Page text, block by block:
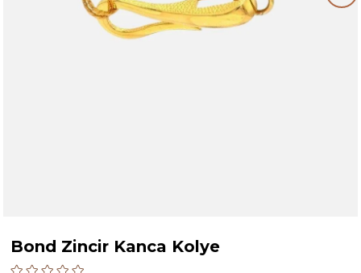
Bond Zincir Kanca Kolye